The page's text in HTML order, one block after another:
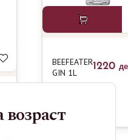
BEEFEATER
GIN 1L
1220